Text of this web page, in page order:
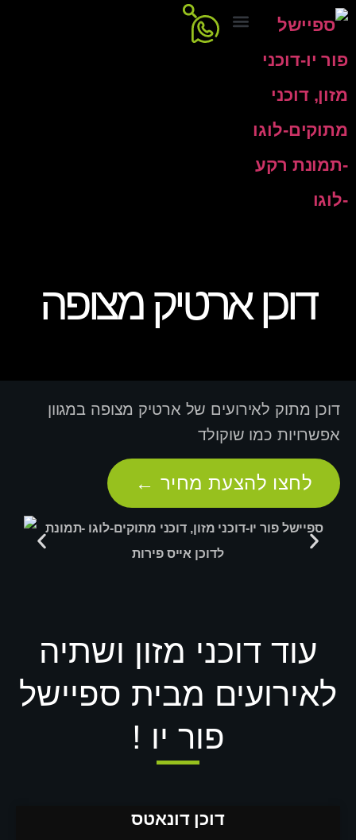
דוכן ארטיק מצופה
דוכן מתוק לאירועים של ארטיק מצופה במגוון
אפשרויות כמו שוקולד
לחצו להצעת מחיר ←
עוד דוכני מזון ושתיה
לאירועים מבית ספיישל
פור יו !
דוכן דונאטס